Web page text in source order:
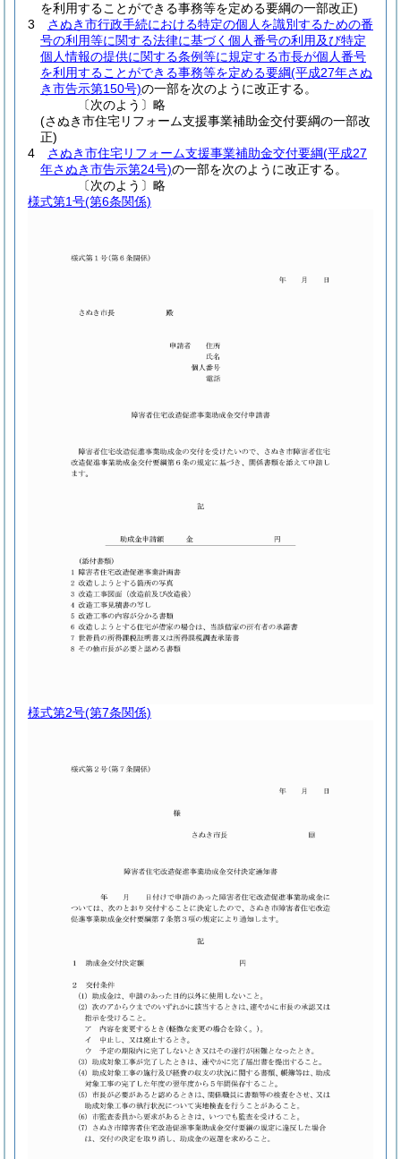
を利用することができる事務等を定める要綱の一部改正)
3
さぬき市行政手続における特定の個人を識別するための番
号の利用等に関する法律に基づく個人番号の利用及び特定
個人情報の提供に関する条例等に規定する市長が個人番号
を利用することができる事務等を定める要綱(平成27年さぬ
き市告示第150号)の一部を次のように改正する。
〔次のよう〕略
(さぬき市住宅リフォーム支援事業補助金交付要綱の一部改
正)
4
さぬき市住宅リフォーム支援事業補助金交付要綱(平成27
年さぬき市告示第24号)の一部を次のように改正する。
〔次のよう〕略
様式第1号(第6条関係)
様式第2号(第7条関係)